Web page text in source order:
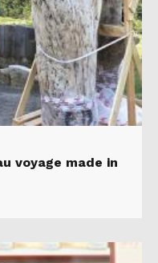
voyage made in